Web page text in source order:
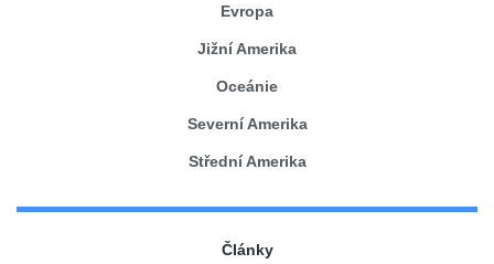
Evropa
Jižní Amerika
Oceánie
Severní Amerika
Střední Amerika
Články